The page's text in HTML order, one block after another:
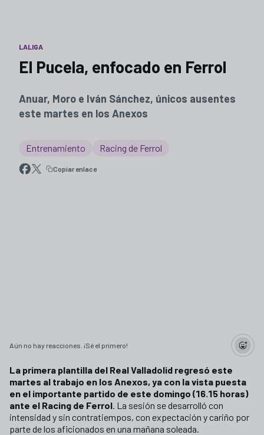
LALIGA
El Pucela, enfocado en Ferrol
Anuar, Moro e Iván Sánchez, únicos ausentes
este martes en los Anexos
Entrenamiento Racing de Ferrol
Copiar enlace
Aún no hay reacciones. ¡Sé el primero!
La primera plantilla del Real Valladolid regresó este
martes al trabajo en los Anexos, ya con la vista puesta
en el importante partido de este domingo (16.15 horas)
ante el Racing de Ferrol. La sesión se desarrolló con
intensidad y sin contratiempos, con expectación y cariño por
parte de los aficionados en una mañana soleada.